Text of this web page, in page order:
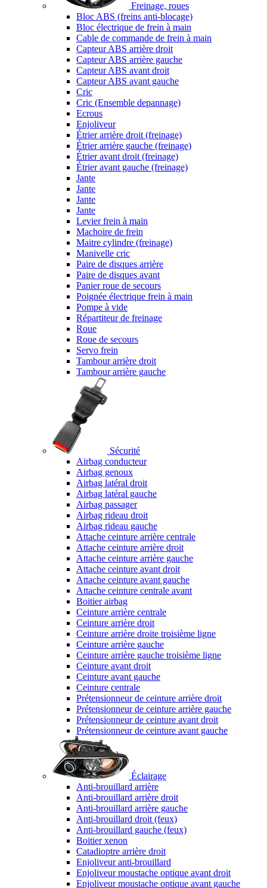
Freinage, roues
Bloc ABS (freins anti-blocage)
Bloc électrique de frein à main
Cable de commande de frein à main
Capteur ABS arrière droit
Capteur ABS arrière gauche
Capteur ABS avant droit
Capteur ABS avant gauche
Cric
Cric (Ensemble depannage)
Ecrous
Enjoliveur
Étrier arrière droit (freinage)
Étrier arrière gauche (freinage)
Étrier avant droit (freinage)
Étrier avant gauche (freinage)
Jante
Jante
Jante
Jante
Levier frein à main
Machoire de frein
Maitre cylindre (freinage)
Manivelle cric
Paire de disques arrière
Paire de disques avant
Panier roue de secours
Poignée électrique frein à main
Pompe à vide
Répartiteur de freinage
Roue
Roue de secours
Servo frein
Tambour arrière droit
Tambour arrière gauche
Sécurité
Airbag conducteur
Airbag genoux
Airbag latéral droit
Airbag latéral gauche
Airbag passager
Airbag rideau droit
Airbag rideau gauche
Attache ceinture arrière centrale
Attache ceinture arrière droit
Attache ceinture arrière gauche
Attache ceinture avant droit
Attache ceinture avant gauche
Attache ceinture centrale avant
Boitier airbag
Ceinture arrière centrale
Ceinture arrière droit
Ceinture arrière droite troisième ligne
Ceinture arrière gauche
Ceinture arrière gauche troisième ligne
Ceinture avant droit
Ceinture avant gauche
Ceinture centrale
Prétensionneur de ceinture arrière droit
Prétensionneur de ceinture arrière gauche
Prétensionneur de ceinture avant droit
Prétensionneur de ceinture avant gauche
Éclairage
Anti-brouillard arrière
Anti-brouillard arrière droit
Anti-brouillard arrière gauche
Anti-brouillard droit (feux)
Anti-brouillard gauche (feux)
Boitier xenon
Catadioptre arrière droit
Enjoliveur anti-brouillard
Enjoliveur moustache optique avant droit
Enjoliveur moustache optique avant gauche